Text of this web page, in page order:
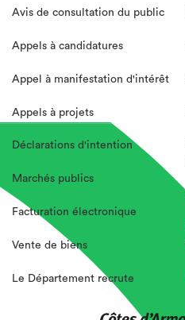
Avis de consultation du public
Appels à candidatures
Appel à manifestation d'intérêt
Appels à projets
Déclarations d'intention
Marchés publics
Facturation électronique
Vente de biens
Le Département recrute